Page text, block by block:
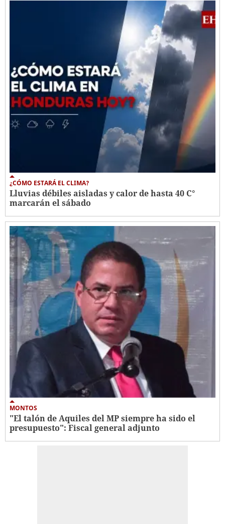
¿CÓMO ESTARÁ EL CLIMA?
Lluvias débiles aisladas y calor de hasta 40 C°
marcarán el sábado
MONTOS
"El talón de Aquiles del MP siempre ha sido el
presupuesto": Fiscal general adjunto